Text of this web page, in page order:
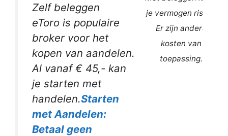
Zelf beleggen
eToro is populaire
broker voor het
kopen van aandelen.
Al vanaf € 45,- kan
je starten met
handelen.Starten
met Aandelen:
Betaal geen
je vermogen risico.
Er zijn andere
kosten van
toepassing.